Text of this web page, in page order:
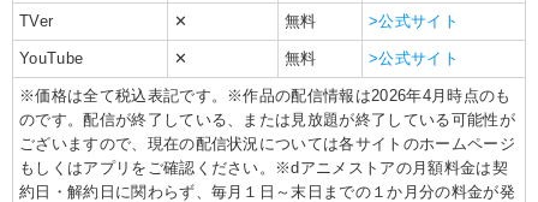
TVer ✕ 無料 >公式サイト
YouTube ✕ 無料 >公式サイト
※価格は全て税込表記です。※作品の配信情報は2026年4月時点のも
のです。配信が終了している、または見放題が終了している可能性が
ございますので、現在の配信状況については各サイトのホームページ
もしくはアプリをご確認ください。※dアニメストアの月額料金は契
約日・解約日に関わらず、毎月１日～末日までの１か月分の料金が発